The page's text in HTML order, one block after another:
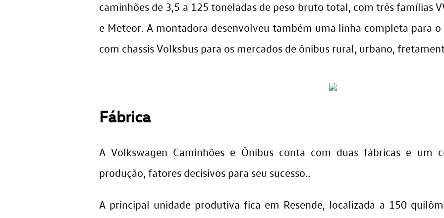
caminhões de 3,5 a 125 toneladas de peso bruto total, com três famílias
e Meteor. A montadora desenvolveu também uma linha completa para o
com chassis Volksbus para os mercados de ônibus rural, urbano,
Fábrica
A Volkswagen Caminhões e Ônibus conta com duas fábricas e um
produção, fatores decisivos para seu sucesso..
A principal unidade produtiva fica em Resende, localizada a 150